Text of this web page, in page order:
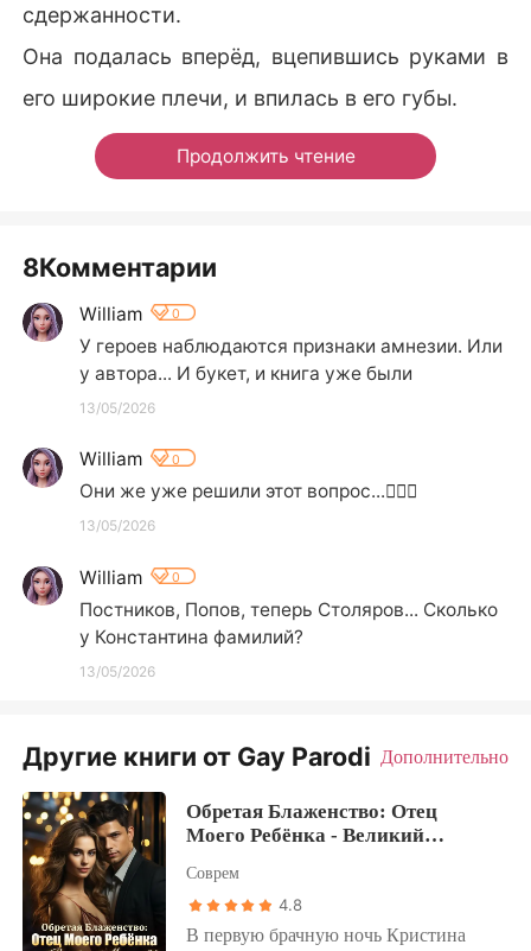
сдержанности.
Она подалась вперёд, вцепившись руками в
его широкие плечи, и впилась в его губы.
Продолжить чтение
8Комментарии
William 0
У героев наблюдаются признаки амнезии. Или
у автора... И букет, и книга уже были
13/05/2026
William 0
Они же уже решили этот вопрос...🤦🏻‍♀️
13/05/2026
William 0
Постников, Попов, теперь Столяров... Сколько
у Константина фамилий?
13/05/2026
Другие книги от Gay Parodi Дополнительно
Обретая Блаженство: Отец
Моего Ребёнка - Великий
Соврем
4.8
В первую брачную ночь Кристина